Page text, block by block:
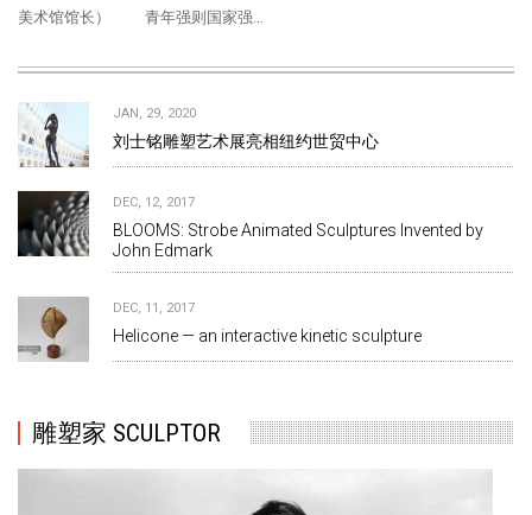
美术馆馆长） 青年强则国家强…
JAN, 29, 2020
刘士铭雕塑艺术展亮相纽约世贸中心
DEC, 12, 2017
BLOOMS: Strobe Animated Sculptures Invented by
John Edmark
DEC, 11, 2017
Helicone — an interactive kinetic sculpture
雕塑家 SCULPTOR